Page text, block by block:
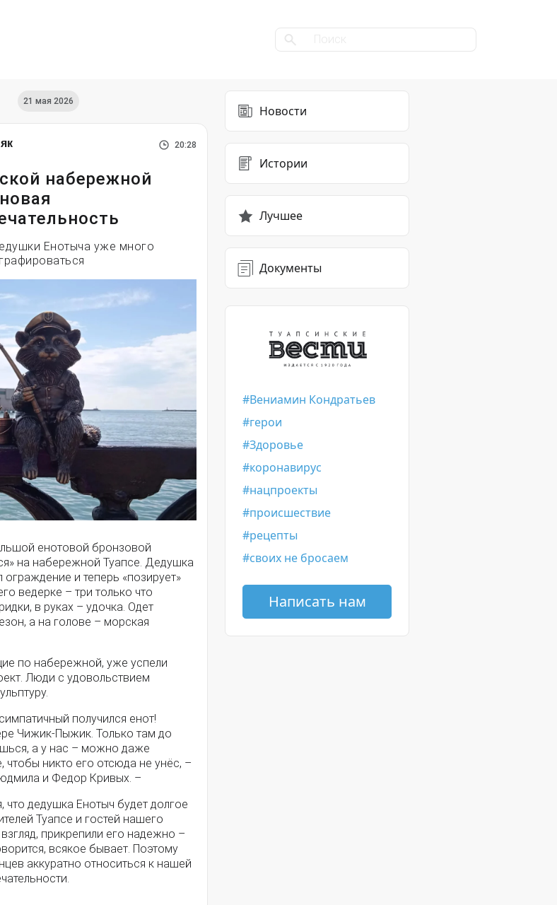
21 мая 2026
20:28
набережной
Енотыча уже много
енотовой бронзовой
на набережной Туапсе. Дедушка
и теперь «позирует»
ведерке – три только что
в руках – удочка. Одет
а на голове – морская
по набережной, уже успели
Люди с удовольствием
получился енот!
Чижик-Пыжик. Только там до
а у нас – можно даже
чтобы никто его отсюда не унёс, –
и Федор Кривых. –
дедушка Енотыч будет долгое
Туапсе и гостей нашего
прикрепили его надежно –
всякое бывает. Поэтому
аккуратно относиться к нашей
Новости
Истории
Лучшее
Документы
Вениамин Кондратьев
герои
Здоровье
коронавирус
нацпроекты
происшествие
рецепты
своих не бросаем
Написать нам